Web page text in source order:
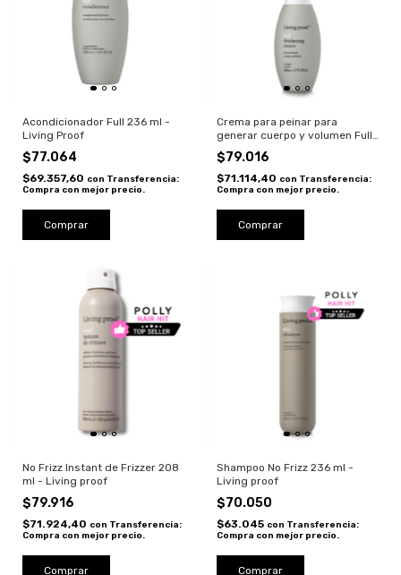
Acondicionador Full 236 ml -
Living Proof
$77.064
$69.357,60 con Transferencia:
Compra con mejor precio.
Crema para peinar para
generar cuerpo y volumen Full
109 ml - Living proof
$79.016
$71.114,40 con Transferencia:
Compra con mejor precio.
No Frizz Instant de Frizzer 208
ml - Living proof
$79.916
$71.924,40 con Transferencia:
Compra con mejor precio.
Shampoo No Frizz 236 ml -
Living proof
$70.050
$63.045 con Transferencia:
Compra con mejor precio.